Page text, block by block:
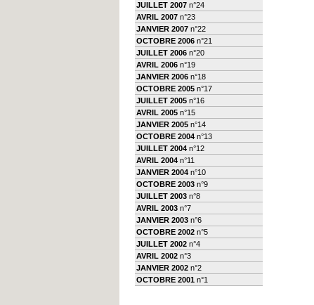
JUILLET 2007 n°24
AVRIL 2007 n°23
JANVIER 2007 n°22
OCTOBRE 2006 n°21
JUILLET 2006 n°20
AVRIL 2006 n°19
JANVIER 2006 n°18
OCTOBRE 2005 n°17
JUILLET 2005 n°16
AVRIL 2005 n°15
JANVIER 2005 n°14
OCTOBRE 2004 n°13
JUILLET 2004 n°12
AVRIL 2004 n°11
JANVIER 2004 n°10
OCTOBRE 2003 n°9
JUILLET 2003 n°8
AVRIL 2003 n°7
JANVIER 2003 n°6
OCTOBRE 2002 n°5
JUILLET 2002 n°4
AVRIL 2002 n°3
JANVIER 2002 n°2
OCTOBRE 2001 n°1